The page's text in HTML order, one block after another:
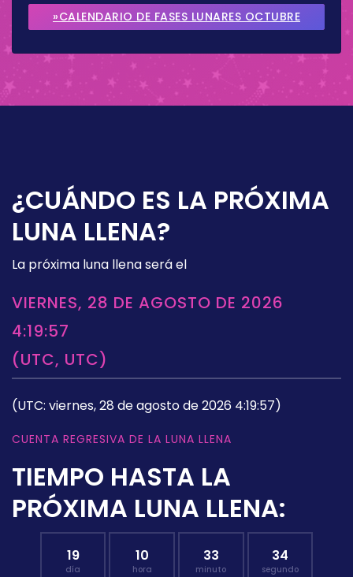
SEPTIEMBRE 2026
»CALENDARIO DE FASES LUNARES OCTUBRE
¿CUÁNDO ES LA PRÓXIMA
LUNA LLENA?
La próxima luna llena será el
VIERNES, 28 DE AGOSTO DE 2026
4:19:57
(UTC, UTC)
(UTC: viernes, 28 de agosto de 2026 4:19:57)
CUENTA REGRESIVA DE LA LUNA LLENA
TIEMPO HASTA LA
PRÓXIMA LUNA LLENA:
19
día
10
hora
33
minuto
33
segundo